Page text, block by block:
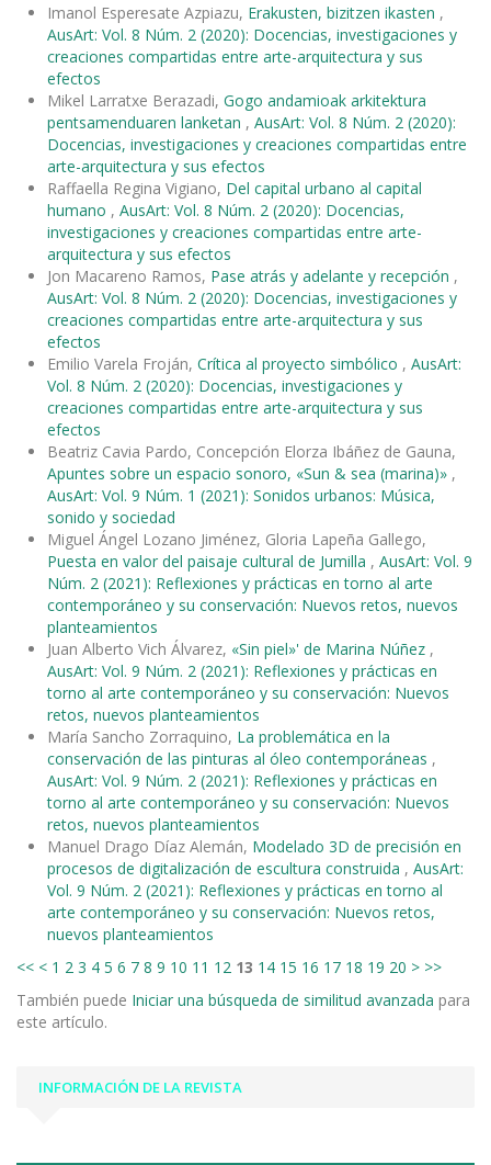
Imanol Esperesate Azpiazu, Erakusten, bizitzen ikasten ,
AusArt: Vol. 8 Núm. 2 (2020): Docencias, investigaciones y
creaciones compartidas entre arte-arquitectura y sus
efectos
Mikel Larratxe Berazadi, Gogo andamioak arkitektura
pentsamenduaren lanketan , AusArt: Vol. 8 Núm. 2 (2020):
Docencias, investigaciones y creaciones compartidas entre
arte-arquitectura y sus efectos
Raffaella Regina Vigiano, Del capital urbano al capital
humano , AusArt: Vol. 8 Núm. 2 (2020): Docencias,
investigaciones y creaciones compartidas entre arte-
arquitectura y sus efectos
Jon Macareno Ramos, Pase atrás y adelante y recepción ,
AusArt: Vol. 8 Núm. 2 (2020): Docencias, investigaciones y
creaciones compartidas entre arte-arquitectura y sus
efectos
Emilio Varela Froján, Crítica al proyecto simbólico , AusArt:
Vol. 8 Núm. 2 (2020): Docencias, investigaciones y
creaciones compartidas entre arte-arquitectura y sus
efectos
Beatriz Cavia Pardo, Concepción Elorza Ibáñez de Gauna,
Apuntes sobre un espacio sonoro, «Sun & sea (marina)» ,
AusArt: Vol. 9 Núm. 1 (2021): Sonidos urbanos: Música,
sonido y sociedad
Miguel Ángel Lozano Jiménez, Gloria Lapeña Gallego,
Puesta en valor del paisaje cultural de Jumilla , AusArt: Vol. 9
Núm. 2 (2021): Reflexiones y prácticas en torno al arte
contemporáneo y su conservación: Nuevos retos, nuevos
planteamientos
Juan Alberto Vich Álvarez, «Sin piel»' de Marina Núñez ,
AusArt: Vol. 9 Núm. 2 (2021): Reflexiones y prácticas en
torno al arte contemporáneo y su conservación: Nuevos
retos, nuevos planteamientos
María Sancho Zorraquino, La problemática en la
conservación de las pinturas al óleo contemporáneas ,
AusArt: Vol. 9 Núm. 2 (2021): Reflexiones y prácticas en
torno al arte contemporáneo y su conservación: Nuevos
retos, nuevos planteamientos
Manuel Drago Díaz Alemán, Modelado 3D de precisión en
procesos de digitalización de escultura construida , AusArt:
Vol. 9 Núm. 2 (2021): Reflexiones y prácticas en torno al
arte contemporáneo y su conservación: Nuevos retos,
nuevos planteamientos
<< < 1 2 3 4 5 6 7 8 9 10 11 12 13 14 15 16 17 18 19 20 > >>
También puede Iniciar una búsqueda de similitud avanzada para
este artículo.
INFORMACIÓN DE LA REVISTA